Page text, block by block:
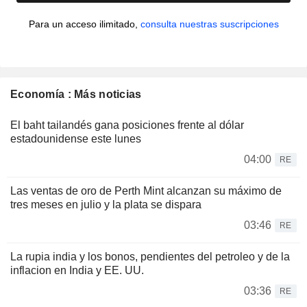
Para un acceso ilimitado, consulta nuestras suscripciones
Economía : Más noticias
El baht tailandés gana posiciones frente al dólar
estadounidense este lunes
04:00
RE
Las ventas de oro de Perth Mint alcanzan su máximo de
tres meses en julio y la plata se dispara
03:46
RE
La rupia india y los bonos, pendientes del petroleo y de la
inflacion en India y EE. UU.
03:36
RE